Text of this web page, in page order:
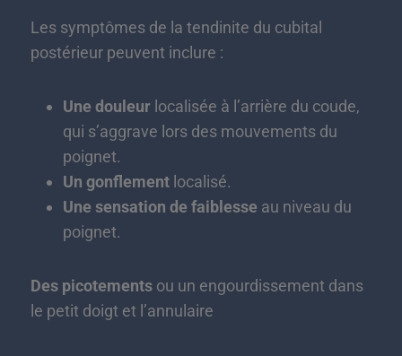
Les symptômes de la tendinite du cubital
postérieur peuvent inclure :
Une douleur localisée à l’arrière du coude,
qui s’aggrave lors des mouvements du
poignet.
Un gonflement localisé.
Une sensation de faiblesse au niveau du
poignet.
Des picotements ou un engourdissement dans
le petit doigt et l’annulaire